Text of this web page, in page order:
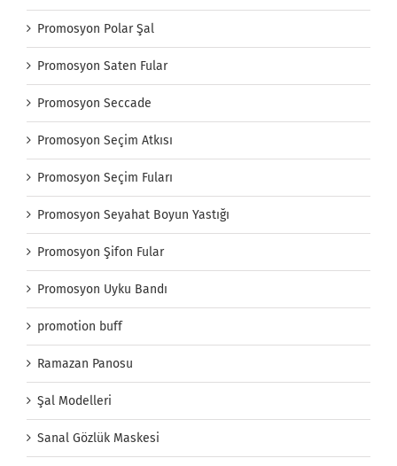
Promosyon Polar Şal
Promosyon Saten Fular
Promosyon Seccade
Promosyon Seçim Atkısı
Promosyon Seçim Fuları
Promosyon Seyahat Boyun Yastığı
Promosyon Şifon Fular
Promosyon Uyku Bandı
promotion buff
Ramazan Panosu
Şal Modelleri
Sanal Gözlük Maskesi